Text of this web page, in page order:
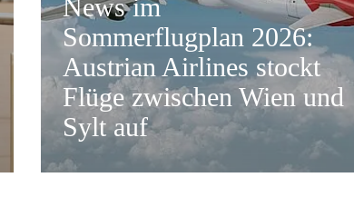
News im
Sommerflugplan 2026:
Austrian Airlines stockt
Flüge zwischen Wien und
Sylt auf